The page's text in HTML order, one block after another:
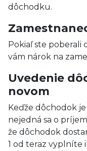
dôchodku.
Pokiaľ ste poberali
vám nárok na
Uvedenie
novom
Keďže dôchodok
nejedná sa o
že dôchodok
1 od teraz vyplníte